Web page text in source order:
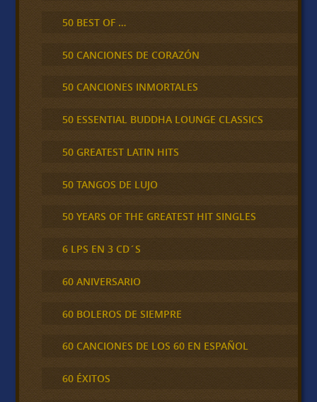
50 BEST OF …
50 CANCIONES DE CORAZÓN
50 CANCIONES INMORTALES
50 ESSENTIAL BUDDHA LOUNGE CLASSICS
50 GREATEST LATIN HITS
50 TANGOS DE LUJO
50 YEARS OF THE GREATEST HIT SINGLES
6 LPS EN 3 CD´S
60 ANIVERSARIO
60 BOLEROS DE SIEMPRE
60 CANCIONES DE LOS 60 EN ESPAÑOL
60 ÉXITOS